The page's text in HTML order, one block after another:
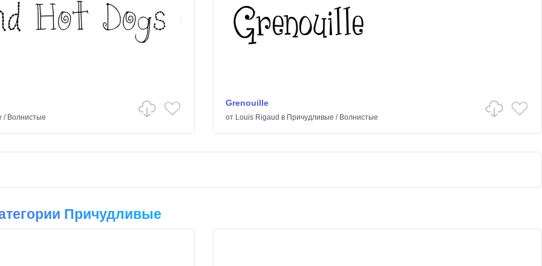
/ Волнистые
Grenouille
от Louis Rigaud в Причудливые / Волнистые
Причудливые